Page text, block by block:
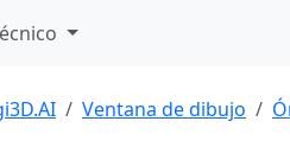
Ventana de dibujo